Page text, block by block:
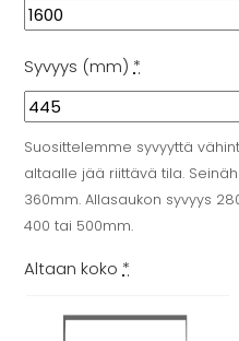
Syvyys (mm) *
Suosittelemme syvyyttä
altaalle jää riittävä tila.
360mm. Allasaukon syvyys
400 tai 500mm.
Altaan koko *